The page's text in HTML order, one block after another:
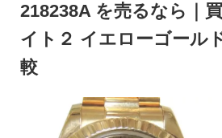
218238A を売るなら｜
イト２ イエローゴール
較